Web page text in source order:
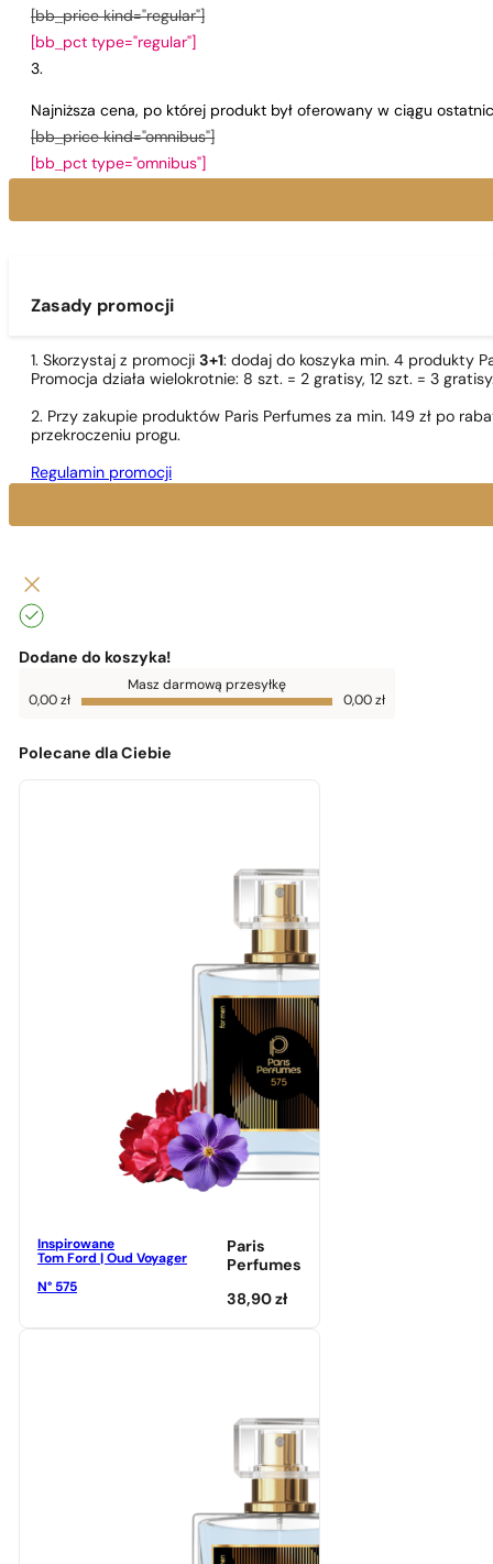
[bb_price kind="regular"]
[bb_pct type="regular"]
Najniższa cena, po której produkt był oferowany w ciągu
[bb_price kind="omnibus"]
[bb_pct type="omnibus"]
Zasady promocji
1. Skorzystaj z promocji 3+1: dodaj do koszyka min. 4 produkty
Promocja działa wielokrotnie: 8 szt. = 2 gratisy, 12 szt. = 3
2. Przy zakupie produktów Paris Perfumes za min. 149 zł po
przekroczeniu progu.
Regulamin promocji
Dodane do koszyka!
Do
darmowej
0,00 zł
Masz darmową przesyłkę
0,00zł 0,00 zł
Polecane dla Ciebie
Inspirowane
Tom Ford | Oud Voyager
N° 575
Paris
Perfumes
38,90zł